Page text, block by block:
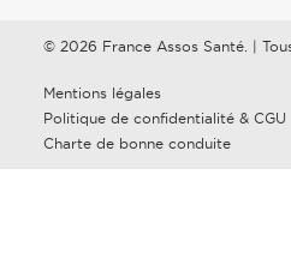
© 2026 France Assos Santé. |
Mentions légales
Politique de confidentialité & CGU
Charte de bonne conduite